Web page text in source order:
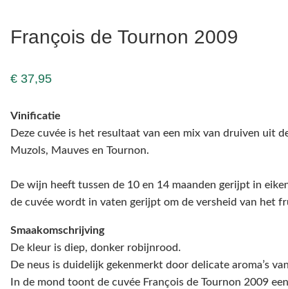
François de Tournon 2009
€37,95
Vinificatie
Deze cuvée is het resultaat van een mix van druiven uit
Muzols, Mauves en Tournon.
De wijn heeft tussen de 10 en 14 maanden gerijpt in
de cuvée wordt in vaten gerijpt om de versheid van het
Smaakomschrijving
De kleur is diep, donker robijnrood.
De neus is duidelijk gekenmerkt door delicate aroma’s
In de mond toont de cuvée François de Tournon 2009